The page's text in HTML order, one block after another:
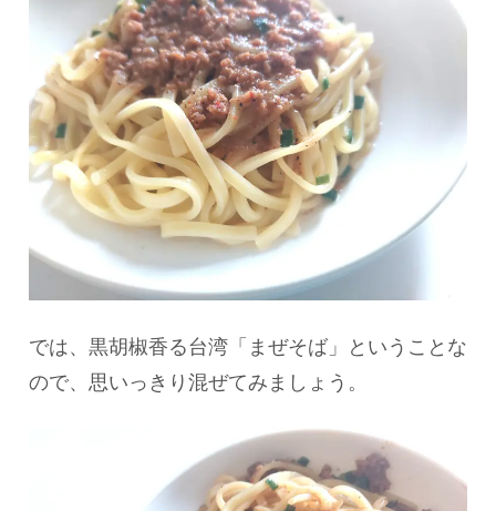
では、黒胡椒香る台湾「まぜそば」ということな
ので、思いっきり混ぜてみましょう。